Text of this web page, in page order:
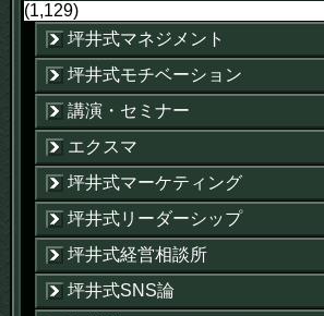
(1,129)
坪井式マネジメント
坪井式モチベーション
講演・セミナー
エクスマ
坪井式マーケティング
坪井式リーダーシップ
坪井式経営相談所
坪井式SNS論